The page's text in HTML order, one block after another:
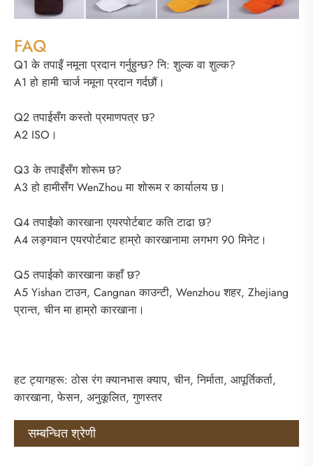
FAQ
Q1 के तपाइँ नमूना प्रदान गर्नुहुन्छ? नि: शुल्क वा शुल्क?
A1 हो हामी चार्ज नमूना प्रदान गर्दछौं।
Q2 तपाईसँग कस्तो प्रमाणपत्र छ?
A2 ISO।
Q3 के तपाइँसँग शोरूम छ?
A3 हो हामीसँग WenZhou मा शोरूम र कार्यालय छ।
Q4 तपाईंको कारखाना एयरपोर्टबाट कति टाढा छ?
A4 लङ्गवान एयरपोर्टबाट हाम्रो कारखानामा लगभग 90 मिनेट।
Q5 तपाईको कारखाना कहाँ छ?
A5 Yishan टाउन, Cangnan काउन्टी, Wenzhou शहर, Zhejiang
प्रान्त, चीन मा हाम्रो कारखाना।
हट ट्यागहरू: ठोस रंग क्यानभास क्याप, चीन, निर्माता, आपूर्तिकर्ता,
कारखाना, फेसन, अनुकूलित, गुणस्तर
सम्बन्धित श्रेणी